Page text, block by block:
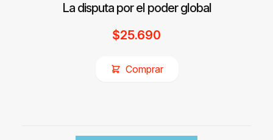
La disputa por el poder global
$25.690
Comprar